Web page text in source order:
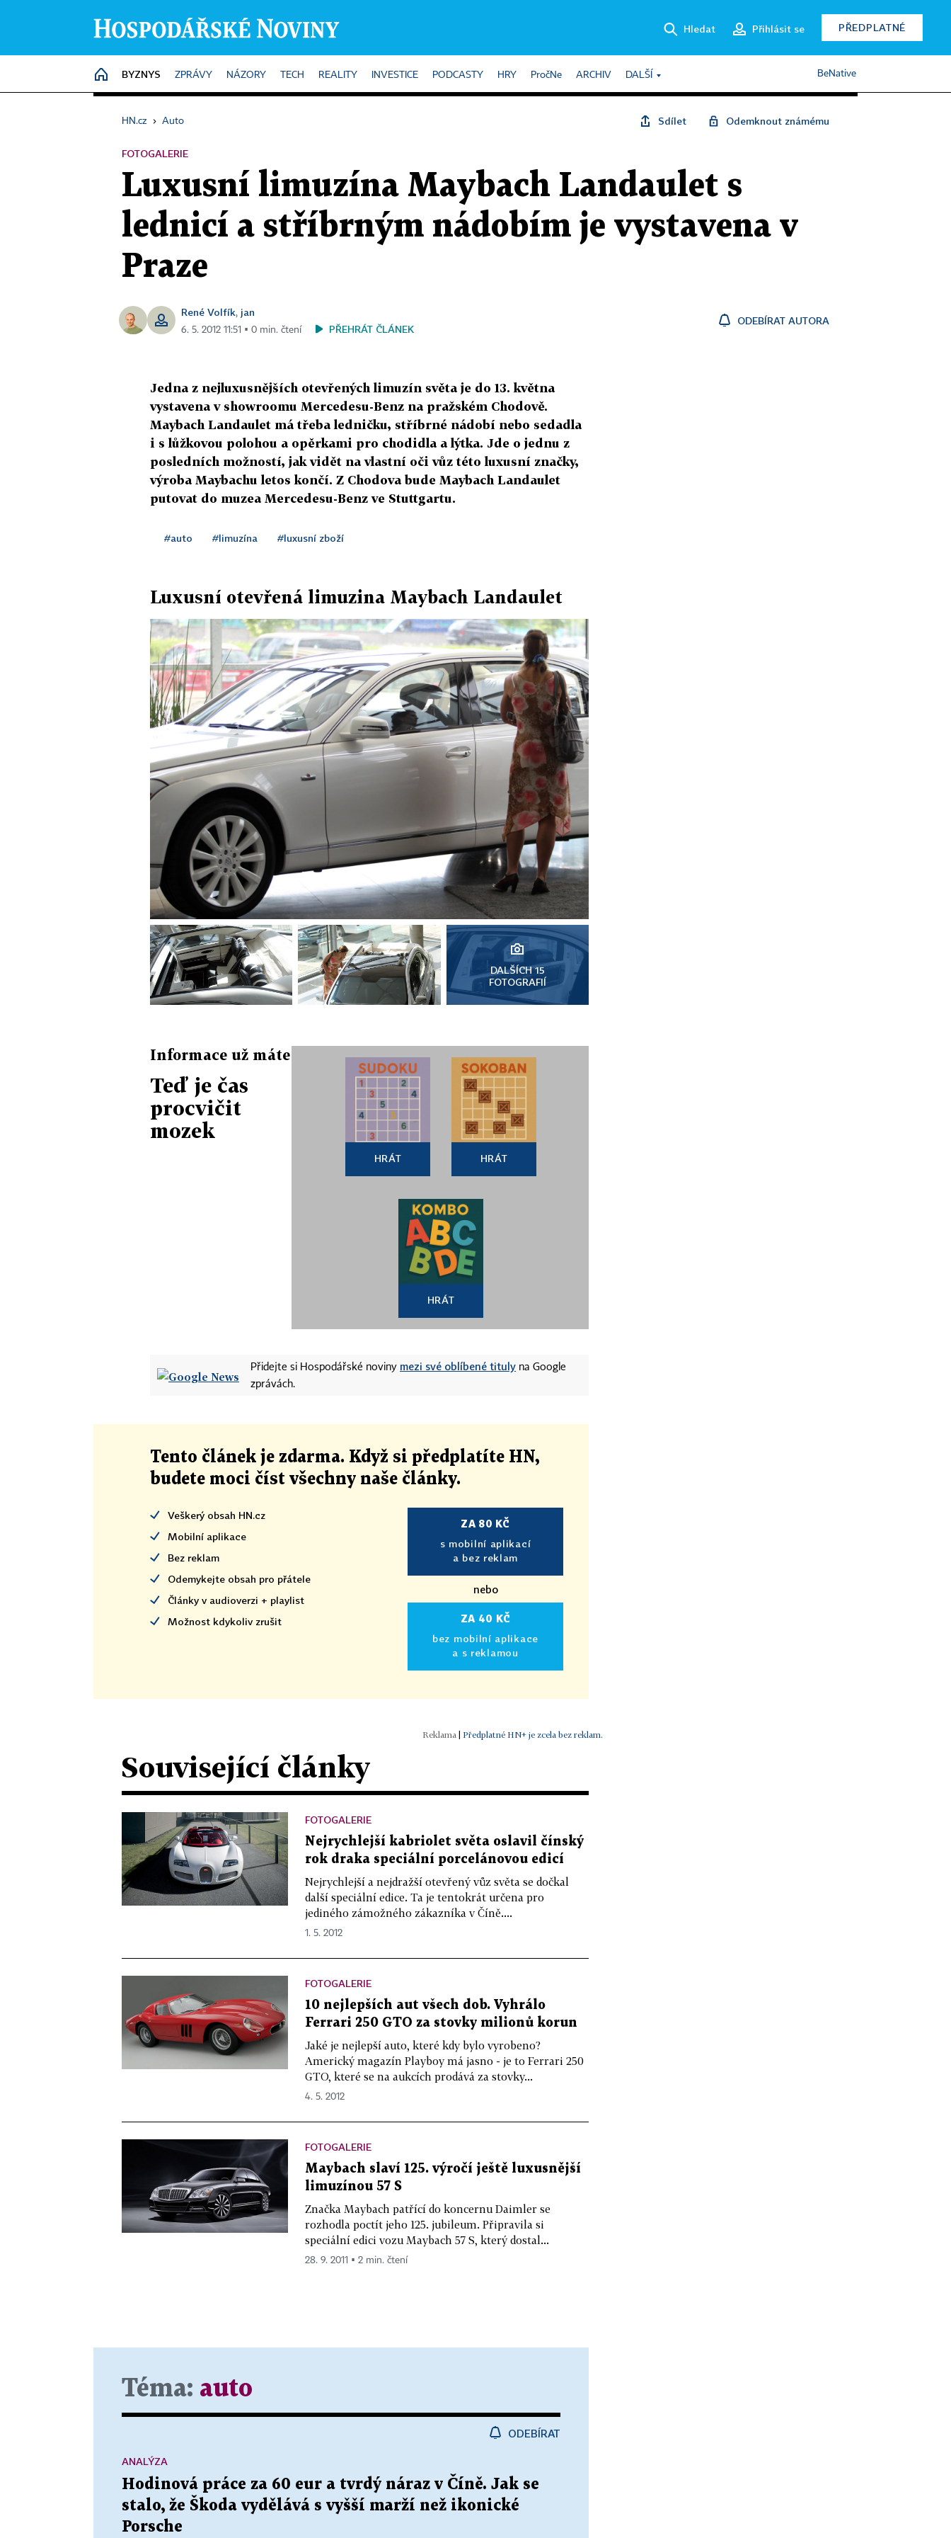
Hledat Přihlásit se PŘEDPLATNÉ
HOME
BYZNYS ZPRÁVY NÁZORY TECH REALITY INVESTICE PODCASTY HRY PročNe ARCHIV DALŠÍ BeNative
HN.cz › Auto Sdílet Odemknout známému
FOTOGALERIE
Luxusní limuzína Maybach Landaulet s
lednicí a stříbrným nádobím je vystavena v
Praze
René Volfík, jan
6. 5. 2012 11:51 ▪ 0 min. čtení PŘEHRÁT ČLÁNEK
ODEBÍRAT AUTORA
Jedna z nejluxusnějších otevřených limuzín světa je do 13. května
vystavena v showroomu Mercedesu-Benz na pražském Chodově.
Maybach Landaulet má třeba ledničku, stříbrné nádobí nebo sedadla
i s lůžkovou polohou a opěrkami pro chodidla a lýtka. Jde o jednu z
posledních možností, jak vidět na vlastní oči vůz této luxusní značky,
výroba Maybachu letos končí. Z Chodova bude Maybach Landaulet
putovat do muzea Mercedesu-Benz ve Stuttgartu.
#auto #limuzína #luxusní zboží
Luxusní otevřená limuzina Maybach Landaulet
DALŠÍCH 15
FOTOGRAFIÍ
Informace už máte
Teď je čas
procvičit
mozek
HRÁT HRÁT
HRÁT
Přidejte si Hospodářské noviny mezi své oblíbené tituly na Google
zprávách.
Tento článek je zdarma. Když si předplatíte HN,
budete moci číst všechny naše články.
Veškerý obsah HN.cz
Mobilní aplikace
Bez reklam
Odemykejte obsah pro přátele
Články v audioverzi + playlist
Možnost kdykoliv zrušit
ZA 80 KČ
s mobilní aplikací
a bez reklam
nebo
ZA 40 KČ
bez mobilní aplikace
a s reklamou
Předplatné HN+ je zcela bez reklam.
Související články
FOTOGALERIE
Nejrychlejší kabriolet světa oslavil čínský
rok draka speciální porcelánovou edicí
Nejrychlejší a nejdražší otevřený vůz světa se dočkal
další speciální edice. Ta je tentokrát určena pro
jediného zámožného zákazníka v Číně....
1. 5. 2012
FOTOGALERIE
10 nejlepších aut všech dob. Vyhrálo
Ferrari 250 GTO za stovky milionů korun
Jaké je nejlepší auto, které kdy bylo vyrobeno?
Americký magazín Playboy má jasno - je to Ferrari 250
GTO, které se na aukcích prodává za stovky...
4. 5. 2012
FOTOGALERIE
Maybach slaví 125. výročí ještě luxusnější
limuzínou 57 S
Značka Maybach patřící do koncernu Daimler se
rozhodla poctít jeho 125. jubileum. Připravila si
speciální edici vozu Maybach 57 S, který dostal...
28. 9. 2011 ▪ 2 min. čtení
Téma: auto
ODEBÍRAT
Hodinová práce za 60 eur a tvrdý náraz v Číně. Jak se
stalo, že Škoda vydělává s vyšší marží než ikonické
Porsche
ANALÝZA